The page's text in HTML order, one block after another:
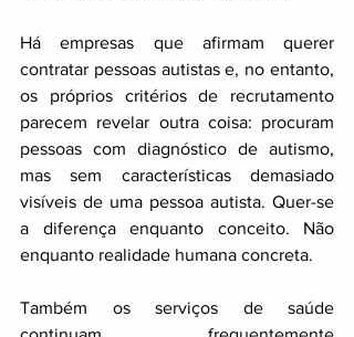
Há empresas que afirmam querer
contratar pessoas autistas e, no entanto,
os próprios critérios de recrutamento
parecem revelar outra coisa: procuram
pessoas com diagnóstico de autismo,
mas sem características demasiado
visíveis de uma pessoa autista. Quer-se
a diferença enquanto conceito. Não
enquanto realidade humana concreta.
Também os serviços de saúde